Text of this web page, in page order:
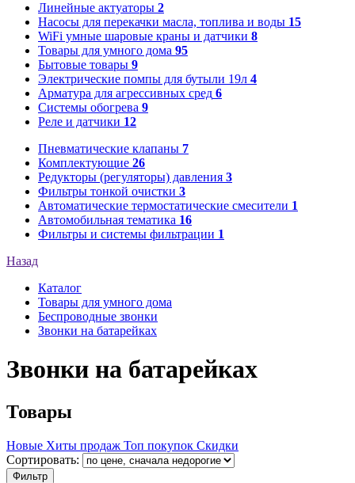
Линейные актуаторы 2
Насосы для перекачки масла, топлива и воды 15
WiFi умные шаровые краны и датчики 8
Товары для умного дома 95
Бытовые товары 9
Электрические помпы для бутыли 19л 4
Арматура для агрессивных сред 6
Системы обогрева 9
Реле и датчики 12
Пневматические клапаны 7
Комплектующие 26
Редукторы (регуляторы) давления 3
Фильтры тонкой очистки 3
Автоматические термостатические смесители 1
Автомобильная тематика 16
Фильтры и системы фильтрации 1
Назад
Каталог
Товары для умного дома
Беспроводные звонки
Звонки на батарейках
Звонки на батарейках
Товары
Новые Хиты продаж Топ покупок Скидки
Сортировать:
Фильтр